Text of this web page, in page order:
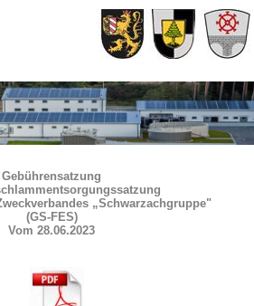
Gebührensatzung
„Schwarzachgruppe"
(GS-FES)
Vom 28.06.2023